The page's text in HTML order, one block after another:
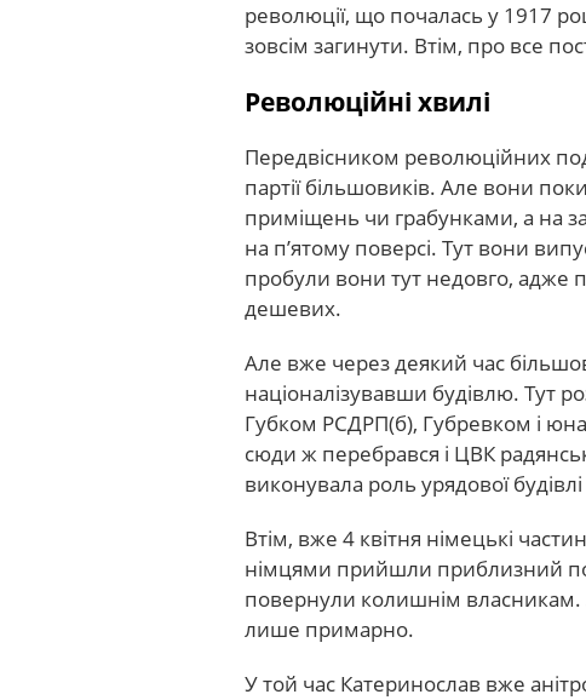
революції, що почалась у 1917
зовсім загинути. Втім, про все
Революційні хвилі
Передвісником революційних
партії більшовиків. Але вони
приміщень чи грабунками, а на
на п’ятому поверсі. Тут вони
пробули вони тут недовго, адже
дешевих.
Але вже через деякий час
націоналізувавши будівлю. Тут
Губком РСДРП(б), Губревком і
сюди ж перебрався і ЦВК
виконувала роль урядової
Втім, вже 4 квітня німецькі
німцями прийшли приблизний
повернули колишнім
лише примарно.
У той час Катеринослав вже